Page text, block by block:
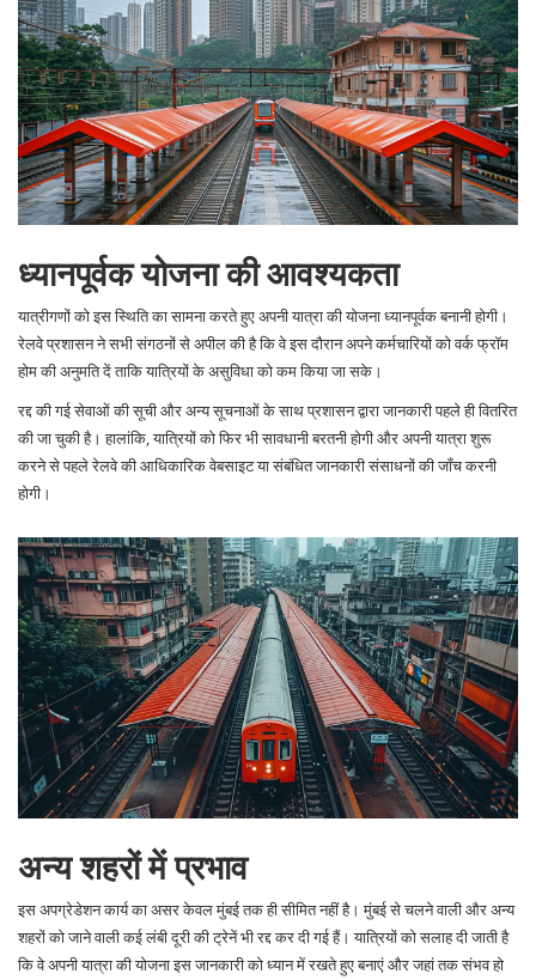
ध्यानपूर्वक योजना की आवश्यकता
यात्रीगणों को इस स्थिति का सामना करते हुए अपनी यात्रा की योजना ध्यानपूर्वक बनानी होगी।
रेलवे प्रशासन ने सभी संगठनों से अपील की है कि वे इस दौरान अपने कर्मचारियों को वर्क फ्रॉम
होम की अनुमति दें ताकि यात्रियों के असुविधा को कम किया जा सके।
रद्द की गई सेवाओं की सूची और अन्य सूचनाओं के साथ प्रशासन द्वारा जानकारी पहले ही वितरित
की जा चुकी है। हालांकि, यात्रियों को फिर भी सावधानी बरतनी होगी और अपनी यात्रा शुरू
करने से पहले रेलवे की आधिकारिक वेबसाइट या संबंधित जानकारी संसाधनों की जाँच करनी
होगी।
अन्य शहरों में प्रभाव
इस अपग्रेडेशन कार्य का असर केवल मुंबई तक ही सीमित नहीं है। मुंबई से चलने वाली और अन्य
शहरों को जाने वाली कई लंबी दूरी की ट्रेनें भी रद्द कर दी गई हैं। यात्रियों को सलाह दी जाती है
कि वे अपनी यात्रा की योजना इस जानकारी को ध्यान में रखते हुए बनाएं और जहां तक संभव हो